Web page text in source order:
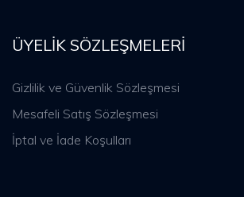
ÜYELIK SÖZLEŞMELERI
Gizlilik ve Güvenlik Sözleşmesi
Mesafeli Satış Sözleşmesi
İptal ve İade Koşulları